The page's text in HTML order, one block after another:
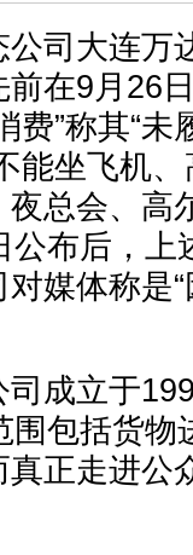
司大连万
在9月26
费”称其“未
能坐飞机
总会、高
公布后，上
媒体称是
成立于
围包括货物
正走进公